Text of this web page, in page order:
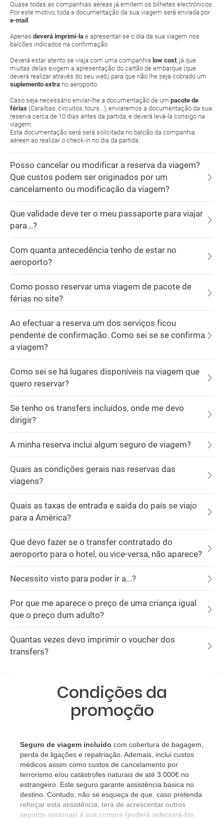
Quase todas as companhias aéreas já emitem os bilhetes electrónicos.
Por este motivo, toda a documentação da sua viagem será enviada por
e-mail .
Apenas deverá imprimi-la e apresentar-se o dia da sua viagem nos
balcões indicados na confirmação
Deverá estar atento se viaja com uma companhia low cost, já que
muitas delas exigem a apresentação do cartão de embarque (que
deverá realizar através do seu web) para que não lhe seja cobrado um
suplemento extra no aeroporto.
Caso seja necessário enviar-lhe a documentação de um pacote de
férias (Caraíbas, circuitos, tours...), enviaremos a documentação da sua
reserva cerca de 10 dias antes da partida, e deverá levá-la consigo na
viagem.
Esta documentação será será solicitada no balcão da companhia
aéreen ao realizar o check-in no dia da partida.
Posso cancelar ou modificar a reserva da viagem?
Que custos podem ser originados por um
cancelamento ou modificação da viagem?
Que validade deve ter o meu passaporte para viajar
para...?
Com quanta antecedência tenho de estar no
aeroporto?
Como posso reservar uma viagem de pacote de
férias no site?
Ao efectuar a reserva um dos serviços ficou
pendente de confirmação. Como sei se se confirma
a viagem?
Como sei se há lugares disponíveis na viagem que
quero reservar?
Se tenho os transfers incluídos, onde me devo
dirigir?
A minha reserva inclui algum seguro de viagem?
Quais as condições gerais nas reservas das
viagens?
Quais as taxas de entrada e saída do país se viajo
para a América?
Que devo fazer se o transfer contratado do
aeroporto para o hotel, ou vice-versa, não aparece?
Necessito visto para poder ir a...?
Por que me aparece o preço de uma criança igual
que o preço dum adulto?
Quantas vezes devo imprimir o voucher dos
transfers?
Condições da
promoção
Seguro de viagem incluído com cobertura de bagagem,
perda de ligações e repatriação. Ademais, inclui custos
médicos assim como custos de cancelamento por
terrorismo e/ou catástrofes naturais de até 3.000€ no
estrangeiro. Este seguro garante assistência básica no
destino. Contudo, não se esqueça de que, caso pretenda
reforçar esta assistência, terá de acrescentar outros
seguros opcionais à sua compra (poderá selecioná-los